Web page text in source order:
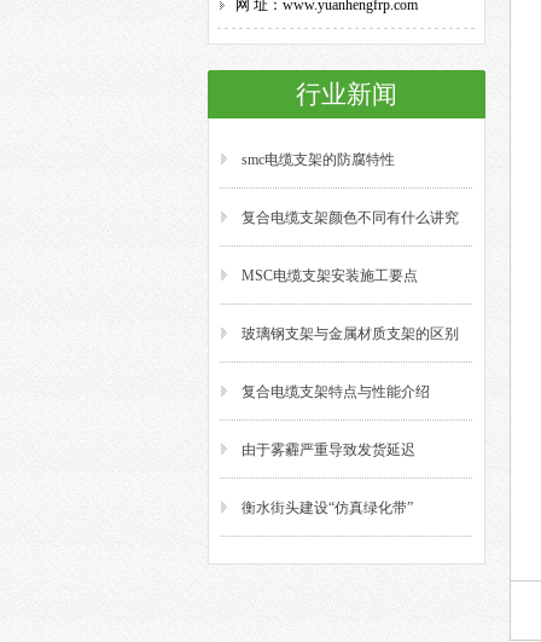
网 址：www.yuanhengfrp.com
行业新闻
smc电缆支架的防腐特性
复合电缆支架颜色不同有什么讲究
MSC电缆支架安装施工要点
玻璃钢支架与金属材质支架的区别
复合电缆支架特点与性能介绍
由于雾霾严重导致发货延迟
衡水街头建设“仿真绿化带”